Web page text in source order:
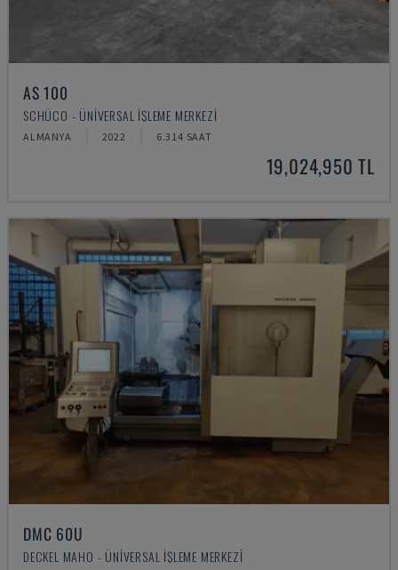
AS 100
SCHÜCO - ÜNIVERSAL İŞLEME MERKEZI
ALMANYA 2022 6.314 SAAT
19,024,950 TL
DMC 60U
DECKEL MAHO - ÜNIVERSAL İŞLEME MERKEZI